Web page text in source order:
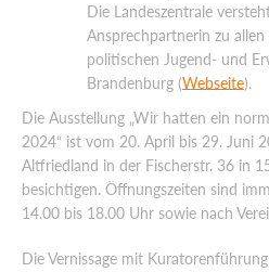
Die Landeszentrale
Ansprechpartnerin zu
politischen Jugend- und
Brandenburg (Webseite).
Die Ausstellung „Wir hatten ein
2024“ ist vom 20. April bis 29. Juni
Altfriedland in der Fischerstr. 36 in
besichtigen. Öffnungszeiten sind
14.00 bis 18.00 Uhr sowie nach
Die Vernissage mit